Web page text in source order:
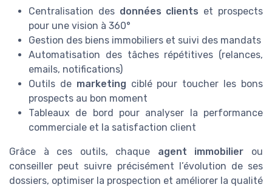
Centralisation des données clients et prospects
pour une vision à 360°
Gestion des biens immobiliers et suivi des mandats
Automatisation des tâches répétitives (relances,
emails, notifications)
Outils de marketing ciblé pour toucher les bons
prospects au bon moment
Tableaux de bord pour analyser la performance
commerciale et la satisfaction client
Grâce à ces outils, chaque agent immobilier ou
conseiller peut suivre précisément l’évolution de ses
dossiers, optimiser la prospection et améliorer la qualité